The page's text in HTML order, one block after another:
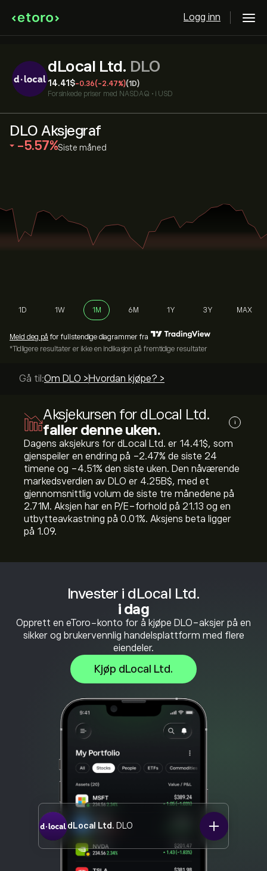
Logg inn
dLocal Ltd. DLO
14.41‎$‎-0.36(-2.47%)(1D)
Forsinkede priser med NASDAQ • i USD
Invester i dLocal Ltd.
i dag
Opprett en eToro-konto for å kjøpe DLO-aksjer på en
sikker og brukervennlig handelsplattform med flere
eiendeler.
Kjøp dLocal Ltd.
dLocal Ltd. DLO
DLO Aksjegraf
‎-5.57‎ Siste måned
1D 1W 1M 6M 1Y 3Y MAX
Meld deg på for fullstendige diagrammer fra
*Tidligere resultater er ikke en indikasjon på fremtidige resultater
Gå til:Om DLO > Hvordan kjøpe? >
Aksjekursen for dLocal Ltd.
faller denne uken.
i
Dagens aksjekurs for dLocal Ltd. er 14.41‎$‎, som
gjenspeiler en endring på ‎-2.47‎% de siste 24
timene og ‎-4.51‎% den siste uken. Den nåværende
markedsverdien av DLO er 4.25B‎$‎, med et
gjennomsnittlig volum de siste tre månedene på
2.71M. Aksjen har en P/E-forhold på 21.13 og en
utbytteavkastning på 0.01%. Aksjens beta ligger
på 1.09.